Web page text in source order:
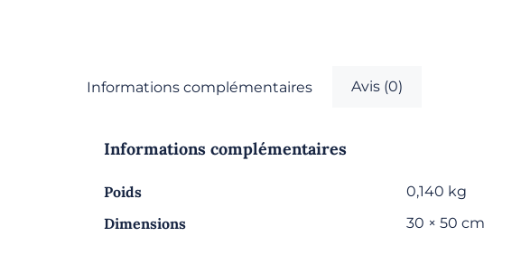
Informations complémentaires Avis (0)
Informations complémentaires
Poids 0,140 kg
Dimensions 30 × 50 cm